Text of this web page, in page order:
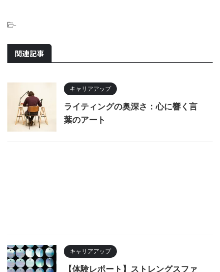
-
関連記事
キャリアアップ
ライティングの奥深さ：心に響く言
葉のアート
キャリアアップ
【体験レポート】ストレングスファ